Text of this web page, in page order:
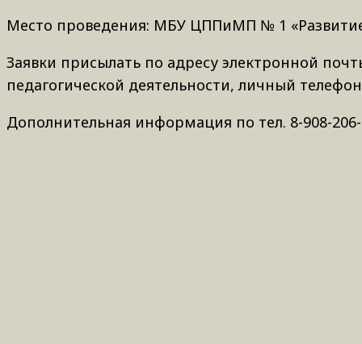
Место проведения: МБУ ЦППиМП № 1
Заявки присылать по адресу электронной
педагогической деятельности, личный
Дополнительная информация по тел. 8-908-206-